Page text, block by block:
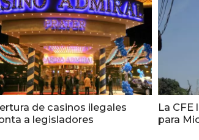
de casinos ilegales
a legisladores
La
para